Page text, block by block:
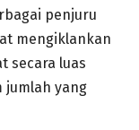
penjuru
mengiklankan
secara luas
jumlah yang